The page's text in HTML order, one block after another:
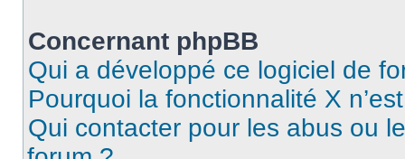
Concernant phpBB
Qui a développé ce logiciel de
Pourquoi la fonctionnalité X
Qui contacter pour les abus ou